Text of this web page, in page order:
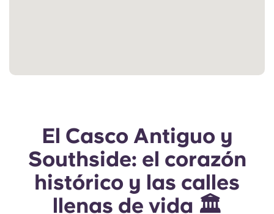
El Casco Antiguo y
Southside: el corazón
histórico y las calles
llenas de vida 🏛️